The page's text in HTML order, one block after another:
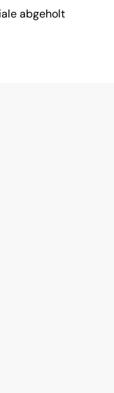
abgeholt